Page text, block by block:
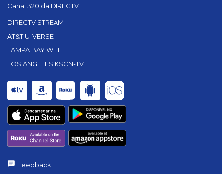
Canal 320 da DIRECTV
DIRECTV STREAM
AT&T U-VERSE
TAMPA BAY WFTT
LOS ANGELES KSCN-TV
Feedback